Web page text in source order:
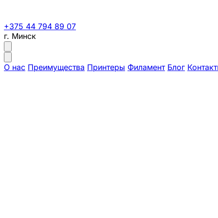
+375 44 794 89 07
г. Минск
О нас Преимущества Принтеры Филамент Блог